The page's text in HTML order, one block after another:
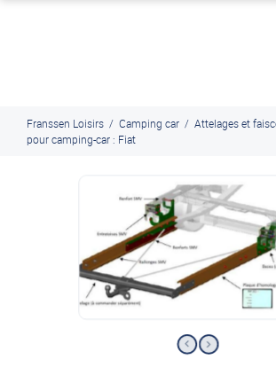
Franssen Loisirs / Camping car / Attelages et
pour camping-car : Fiat